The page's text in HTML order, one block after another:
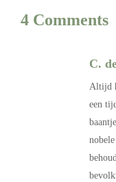
4 Comments
C.
Altijd
een